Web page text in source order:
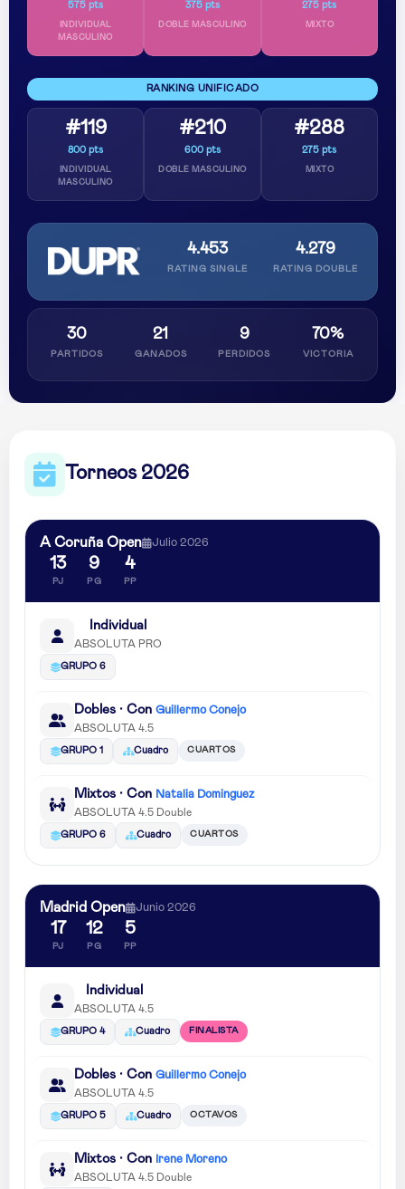
575 pts
INDIVIDUAL
MASCULINO
375 pts
DOBLE MASCULINO
275 pts
MIXTO
RANKING UNIFICADO
#119
800 pts
INDIVIDUAL
MASCULINO
#210
600 pts
DOBLE MASCULINO
#288
275 pts
MIXTO
4.453
RATING SINGLE
4.279
RATING DOUBLE
30
PARTIDOS
21
GANADOS
9
PERDIDOS
70%
VICTORIA
Torneos 2026
A Coruña Open Julio 2026
13
PJ
9
PG
4
PP
Individual
ABSOLUTA PRO
GRUPO 6
Dobles · Con Guillermo Conejo
ABSOLUTA 4.5
GRUPO 1 Cuadro CUARTOS
Mixtos · Con Natalia Dominguez
ABSOLUTA 4.5 Double
GRUPO 6 Cuadro CUARTOS
Madrid Open Junio 2026
17
PJ
12
PG
5
PP
Individual
ABSOLUTA 4.5
GRUPO 4 Cuadro FINALISTA
Dobles · Con Guillermo Conejo
ABSOLUTA 4.5
GRUPO 5 Cuadro OCTAVOS
Mixtos · Con Irene Moreno
ABSOLUTA 4.5 Double